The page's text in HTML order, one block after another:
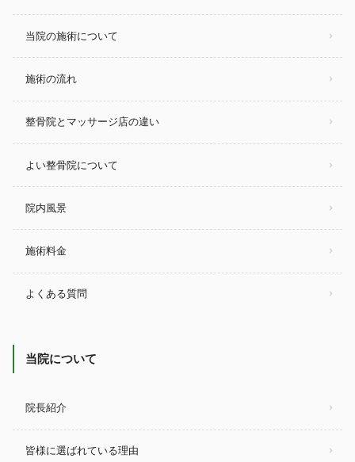
当院の施術について
施術の流れ
整骨院とマッサージ店の違い
よい整骨院について
院内風景
施術料金
よくある質問
当院について
院長紹介
皆様に選ばれている理由